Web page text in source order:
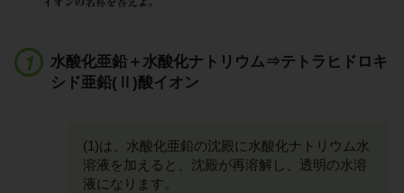
水酸化亜鉛＋水酸化ナトリウム⇒テトラヒドロキ
シド亜鉛(Ⅱ)酸イオン
(1)は、水酸化亜鉛の沈殿に水酸化ナトリウム水
溶液を加えると、沈殿が再溶解し、透明の水溶
液になります。